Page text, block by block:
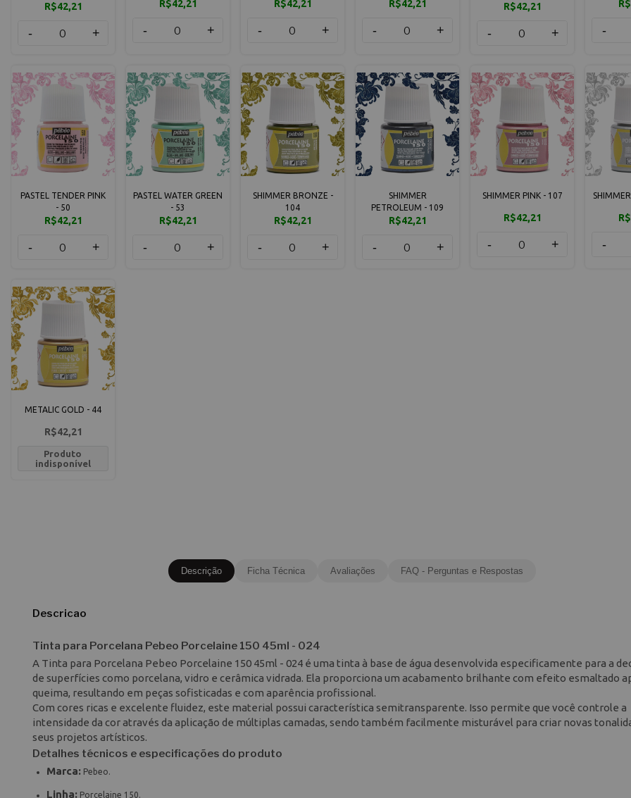
R$42,21
- +
R$42,21
- +
R$42,21
- +
R$42,21
- +
R$42,21
- + -
PASTEL TENDER PINK
- 50
R$42,21
- +
PASTEL WATER GREEN
- 53
R$42,21
- +
SHIMMER BRONZE -
104
R$42,21
- +
SHIMMER
PETROLEUM - 109
R$42,21
- +
SHIMMER PINK - 107
R$42,21
- + -
METALIC GOLD - 44
R$42,21
Produto
indisponível
Descrição Ficha Técnica Avaliações FAQ - Perguntas e Respostas
Descricao
Tinta para Porcelana Pebeo Porcelaine 150 45ml - 024
A Tinta para Porcelana Pebeo Porcelaine 150 45ml - 024 é uma tinta à base de água desenvolvida especificamente para a
de superfícies como porcelana, vidro e cerâmica vidrada. Ela proporciona um acabamento brilhante com efeito esmaltado
queima, resultando em peças sofisticadas e com aparência profissional.
Com cores ricas e excelente fluidez, este material possui característica semitransparente. Isso permite que você controle a
intensidade da cor através da aplicação de múltiplas camadas, sendo também facilmente misturável para criar novas
seus projetos artísticos.
Detalhes técnicos e especificações do produto
Marca: Pebeo.
Linha: Porcelaine 150.